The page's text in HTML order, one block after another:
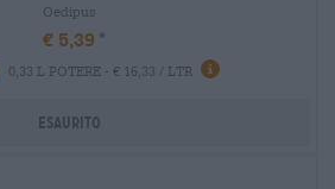
Oedipus
€ 5,39
0,33 L POTERE - € 16,33 / LTR
Esaurito